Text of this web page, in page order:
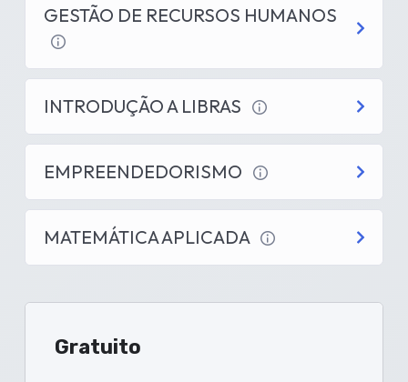
GESTÃO DE RECURSOS HUMANOS
INTRODUÇÃO A LIBRAS
EMPREENDEDORISMO
MATEMÁTICA APLICADA
Gratuito